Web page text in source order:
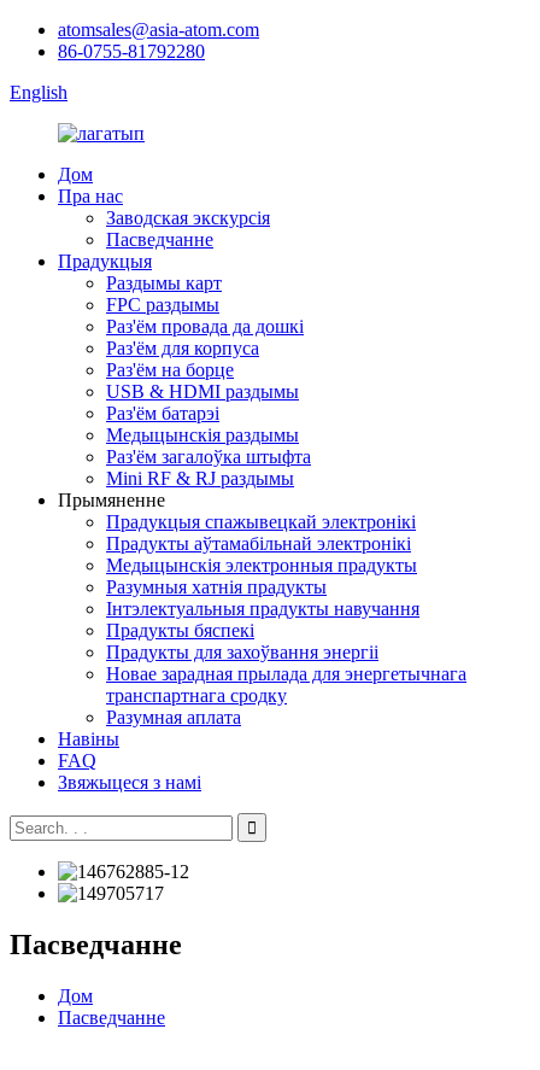
atomsales@asia-atom.com
86-0755-81792280
English
Дом
Пра нас
Заводская экскурсія
Пасведчанне
Прадукцыя
Раздымы карт
FPC раздымы
Раз'ём провада да дошкі
Раз'ём для корпуса
Раз'ём на борце
USB & HDMI раздымы
Раз'ём батарэі
Медыцынскія раздымы
Раз'ём загалоўка штыфта
Mini RF & RJ раздымы
Прымяненне
Прадукцыя спажывецкай электронікі
Прадукты аўтамабільнай электронікі
Медыцынскія электронныя прадукты
Разумныя хатнія прадукты
Інтэлектуальныя прадукты навучання
Прадукты бяспекі
Прадукты для захоўвання энергіі
Новае зарадная прылада для энергетычнага
транспартнага сродку
Разумная аплата
Навіны
FAQ
Звяжыцеся з намі
Пасведчанне
Дом
Пасведчанне